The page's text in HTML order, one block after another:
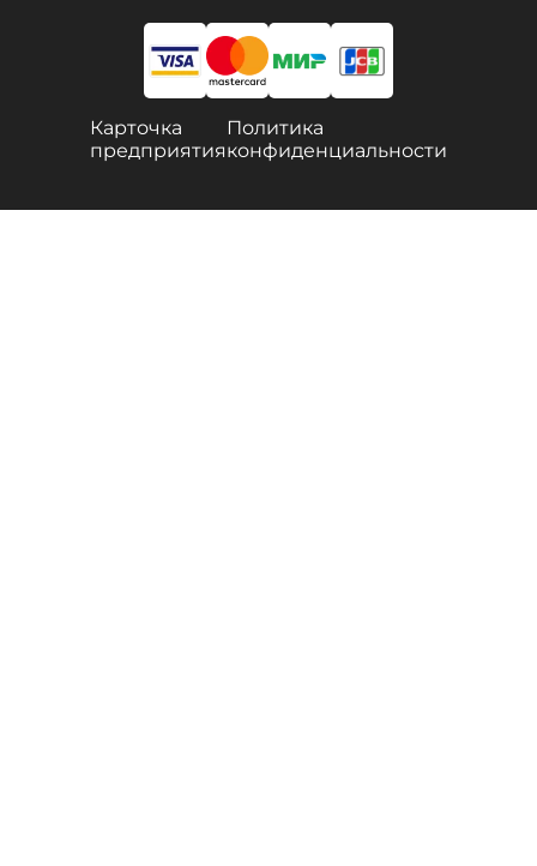
Карточка
предприятия
Политика
конфиденциальности